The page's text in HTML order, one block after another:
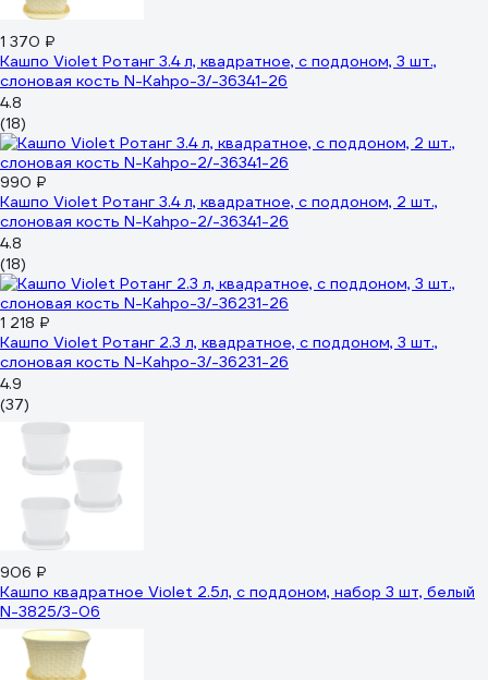
1 370 ₽
Кашпо Violet Ротанг 3.4 л, квадратное, с поддоном, 3 шт.,
слоновая кость N-Kahpo-3/-36341-26
4.8
(18)
990 ₽
Кашпо Violet Ротанг 3.4 л, квадратное, с поддоном, 2 шт.,
слоновая кость N-Kahpo-2/-36341-26
4.8
(18)
1 218 ₽
Кашпо Violet Ротанг 2.3 л, квадратное, с поддоном, 3 шт.,
слоновая кость N-Kahpo-3/-36231-26
4.9
(37)
906 ₽
Кашпо квадратное Violet 2.5л, с поддоном, набор 3 шт, белый
N-3825/3-06